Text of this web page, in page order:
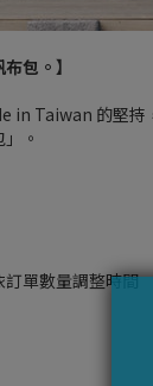
包。】
in Taiwan 的堅持
。
單數量調整時間